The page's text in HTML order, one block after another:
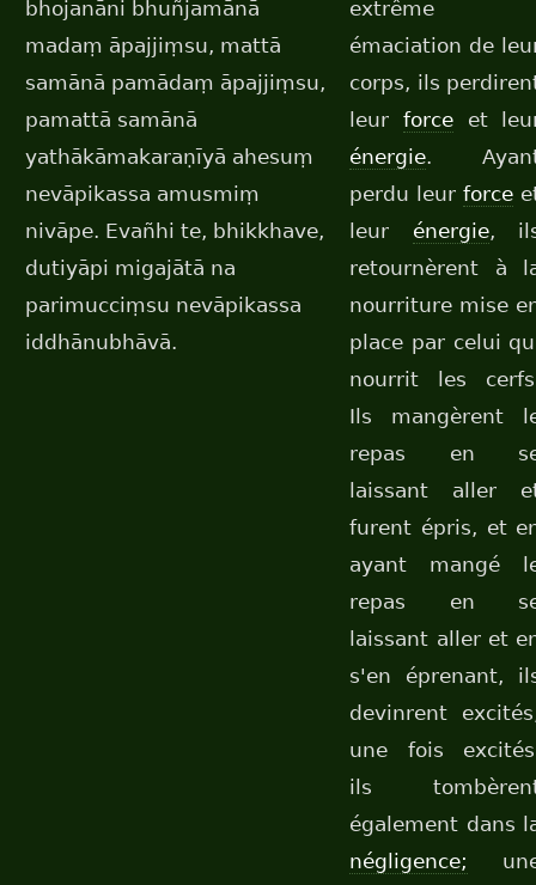
bhojanāni bhuñjamānā
madaṃ āpajjiṃsu, mattā
samānā pamādaṃ āpajjiṃsu,
pamattā samānā
yathākāmakaraṇīyā ahesuṃ
nevāpikassa amusmiṃ
nivāpe. Evañhi te, bhikkhave,
dutiyāpi migajātā na
parimucciṃsu nevāpikassa
iddhānubhāvā.
extrême
émaciation de
corps, ils
leur forceet
énergie.
perdu leurforce
leur énergie,
retournèrent à
nourriture mise
place par celui
nourrit les
Ils mangèrent
repas en
laissant aller
furent épris, et
ayant mangé
repas en
laissant aller et
s'en éprenant,
devinrent
une fois
ils
également dans
négligence;